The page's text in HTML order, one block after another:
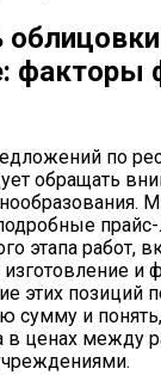
факторы
по
обращать
прайс-
этапа работ,
изготовление
этих позиций
сумму и
в ценах между